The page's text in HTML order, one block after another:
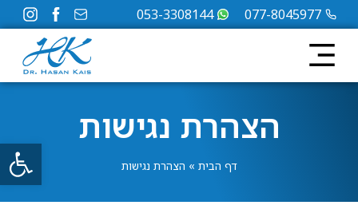
077-8045977
053-3308144
הצהרת נגישות
דף הבית » הצהרת נגישות